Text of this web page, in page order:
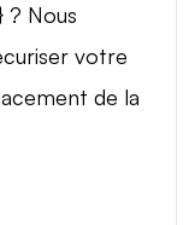
? Nous
votre
de la